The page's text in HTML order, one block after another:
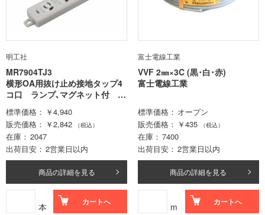
明工社
MR7904TJ3
横形OA用抜け止め接地タップ4
コ口 ランプ､マグネット付 V
CTF3m接地プラグ付
標準価格
￥4,940
販売価格
￥2,842 （税込）
在庫
2047
出荷目安
2営業日以内
商品の詳細を見る
本 カートへ
富士電線工業
VVF 2㎜×3C (黒･白･赤)
富士電線工業
標準価格
オープン
販売価格
￥435 （税込）
在庫
7400
出荷目安
2営業日以内
商品の詳細を見る
m カートへ